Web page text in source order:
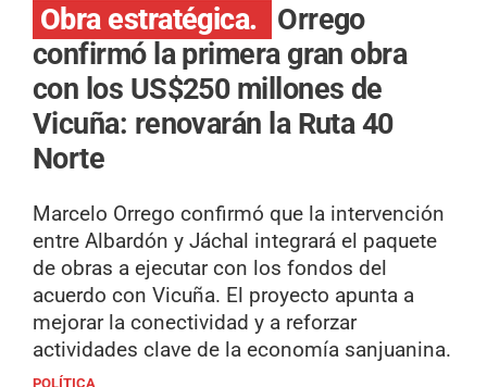
Obra estratégica.
Orrego
confirmó la primera gran obra
con los US$250 millones de
Vicuña: renovarán la Ruta 40
Norte
Marcelo Orrego confirmó que la intervención
entre Albardón y Jáchal integrará el paquete
de obras a ejecutar con los fondos del
acuerdo con Vicuña. El proyecto apunta a
mejorar la conectividad y a reforzar
actividades clave de la economía sanjuanina.
POLÍTICA